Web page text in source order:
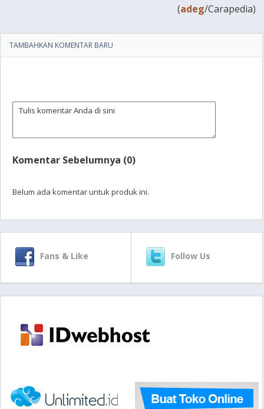
(adeg/Carapedia)
TAMBAHKAN KOMENTAR BARU
Komentar Sebelumnya (0)
Belum ada komentar untuk produk ini.
Fans & Like Follow Us